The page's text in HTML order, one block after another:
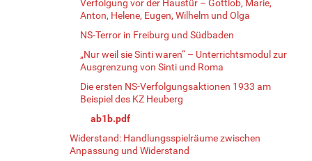
Verfolgung vor der Haustür – Gottlob, Marie,
Anton, Helene, Eugen, Wilhelm und Olga
NS-Terror in Freiburg und Südbaden
„Nur weil sie Sinti waren“ – Unterrichtsmodul zur
Ausgrenzung von Sinti und Roma
Die ersten NS-Verfolgungsaktionen 1933 am
Beispiel des KZ Heuberg
ab1b.pdf
Widerstand: Handlungsspielräume zwischen
Anpassung und Widerstand